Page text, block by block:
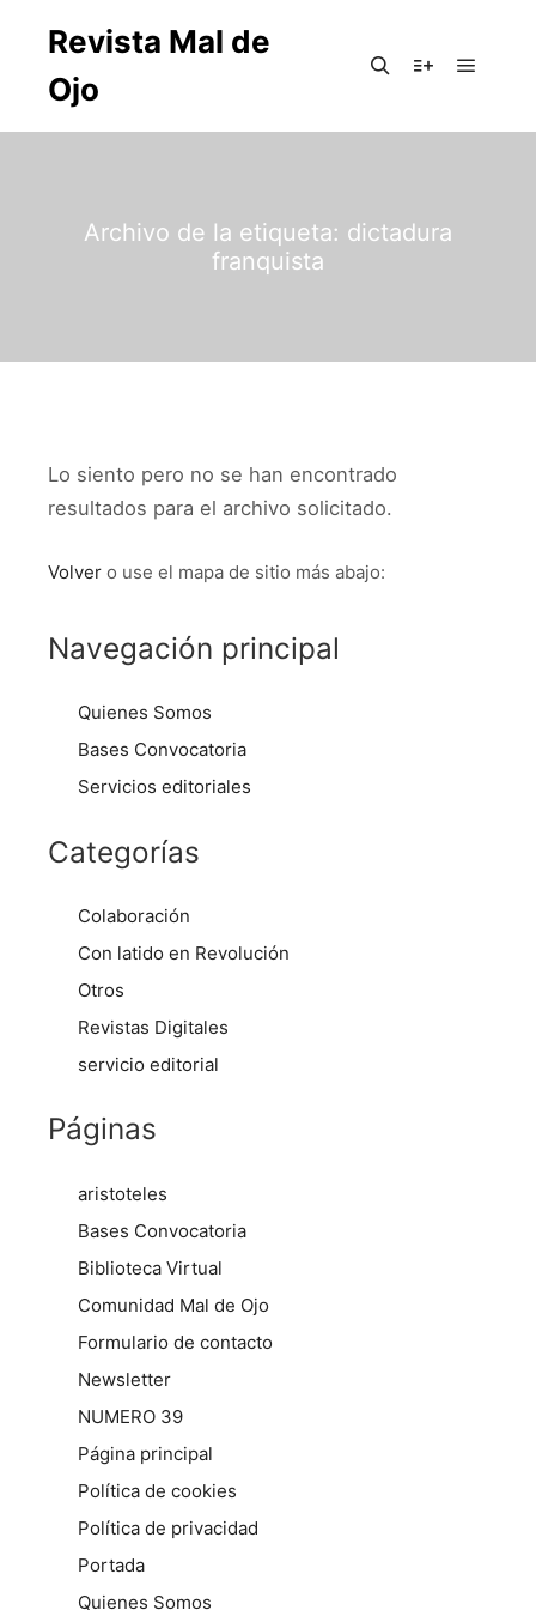
Revista Mal de
Ojo
Archivo de la etiqueta: dictadura
franquista
Lo siento pero no se han encontrado
resultados para el archivo solicitado.
Volver o use el mapa de sitio más abajo:
Navegación principal
Quienes Somos
Bases Convocatoria
Servicios editoriales
Categorías
Colaboración
Con latido en Revolución
Otros
Revistas Digitales
servicio editorial
Páginas
aristoteles
Bases Convocatoria
Biblioteca Virtual
Comunidad Mal de Ojo
Formulario de contacto
Newsletter
NUMERO 39
Página principal
Política de cookies
Política de privacidad
Portada
Quienes Somos